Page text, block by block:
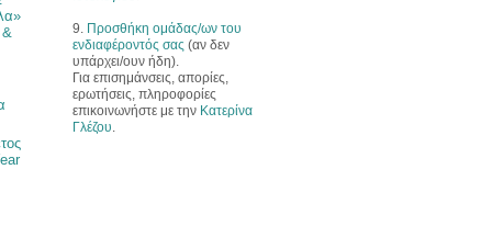
9. Προσθήκη ομάδας/ων του
ενδιαφέροντός σας (αν δεν
υπάρχει/ουν ήδη).
Για επισημάνσεις, απορίες,
ερωτήσεις, πληροφορίες
επικοινωνήστε με την Κατερίνα
Γλέζου.